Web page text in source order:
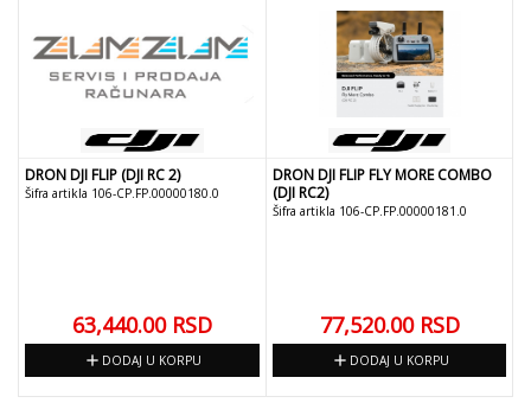
DRON DJI FLIP (DJI RC 2)
Šifra artikla 106-CP.FP.00000180.0
63,440.00 RSD
add DODAJ U KORPU
DRON DJI FLIP FLY MORE COMBO
(DJI RC2)
Šifra artikla 106-CP.FP.00000181.0
77,520.00 RSD
add DODAJ U KORPU